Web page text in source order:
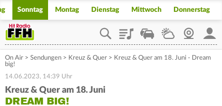
Sonntag Montag Dienstag Mittwoch Donnerstag
PlaylistStaupilotWetterWebcam
On Air > Sendungen > Kreuz & Quer > Kreuz & Quer am 18. Juni - Dream
big!
14.06.2023, 14:39 Uhr
Kreuz & Quer am 18. Juni
DREAM BIG!